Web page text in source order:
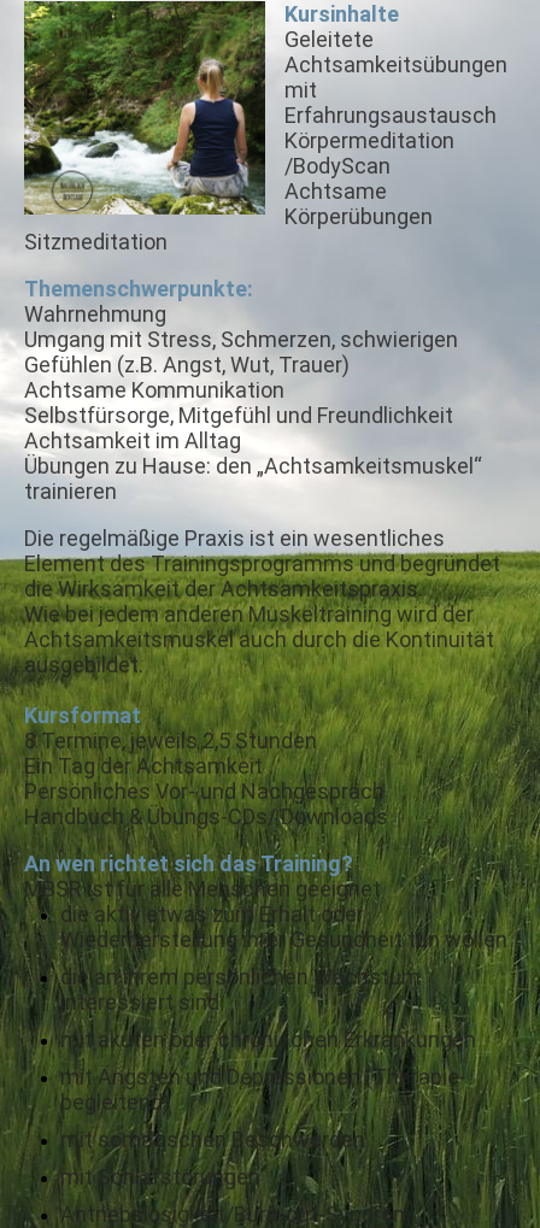
Kursinhalte
Geleitete
Achtsamkeitsübungen
mit
Erfahrungsaustausch
Körpermeditation
/BodyScan
Achtsame
Körperübungen
Sitzmeditation
Themenschwerpunkte:
Wahrnehmung
Umgang mit Stress, Schmerzen, schwierigen
Gefühlen (z.B. Angst, Wut, Trauer)
Achtsame Kommunikation
Selbstfürsorge, Mitgefühl und Freundlichkeit
Achtsamkeit im Alltag
Übungen zu Hause: den „Achtsamkeitsmuskel“
trainieren
Die regelmäßige Praxis ist ein wesentliches
Element des Trainingsprogramms und begründet
die Wirksamkeit der Achtsamkeitspraxis.
Wie bei jedem anderen Muskeltraining wird der
Achtsamkeitsmuskel auch durch die Kontinuität
ausgebildet.
Kursformat
8 Termine, jeweils 2,5 Stunden
Ein Tag der Achtsamkeit
Persönliches Vor- und Nachgespräch
Handbuch & Übungs-CDs/ Downloads
An wen richtet sich das Training?
MBSR ist für alle Menschen geeignet
die aktiv etwas zum Erhalt oder
Wiederherstellung ihrer Gesundheit tun wollen
die an ihrem persönlichen Wachstum
interessiert sind
mit akuten oder chronischen Erkrankungen
mit Ängsten und Depressionen (Therapie-
begleitend)
mit somatischen Beschwerden
mit Schlafstörungen
Antriebslosigkeit/Burn-out-Syndrom